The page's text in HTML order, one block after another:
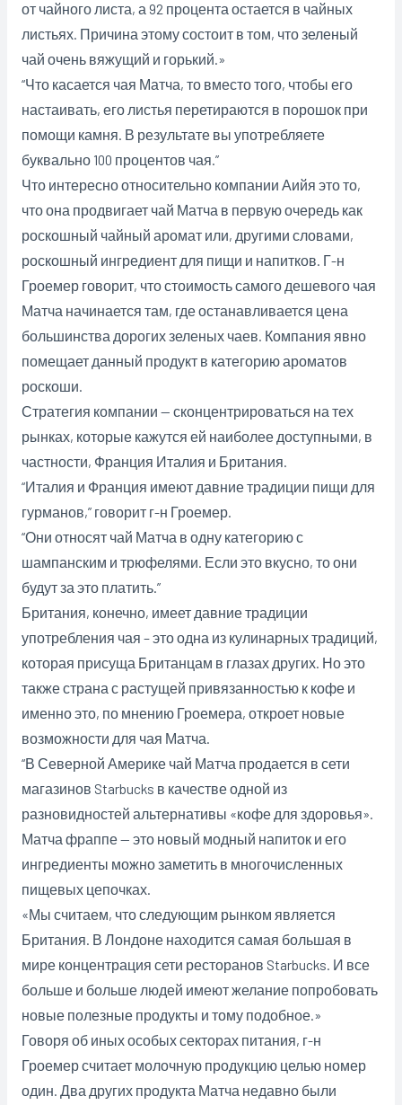
от чайного листа, а 92 процента остается в чайных
листьях. Причина этому состоит в том, что зеленый
чай очень вяжущий и горький.»
“Что касается чая Матча, то вместо того, чтобы его
настаивать, его листья перетираются в порошок при
помощи камня. В результате вы употребляете
буквально 100 процентов чая.”
Что интересно относительно компании Аийя это то,
что она продвигает чай Матча в первую очередь как
роскошный чайный аромат или, другими словами,
роскошный ингредиент для пищи и напитков. Г-н
Гроемер говорит, что стоимость самого дешевого чая
Матча начинается там, где останавливается цена
большинства дорогих зеленых чаев. Компания явно
помещает данный продукт в категорию ароматов
роскоши.
Стратегия компании — сконцентрироваться на тех
рынках, которые кажутся ей наиболее доступными, в
частности, Франция Италия и Британия.
“Италия и Франция имеют давние традиции пищи для
гурманов,” говорит г-н Гроемер.
“Они относят чай Матча в одну категорию с
шампанским и трюфелями. Если это вкусно, то они
будут за это платить.”
Британия, конечно, имеет давние традиции
употребления чая – это одна из кулинарных традиций,
которая присуща Британцам в глазах других. Но это
также страна с растущей привязанностью к кофе и
именно это, по мнению Гроемера, откроет новые
возможности для чая Матча.
“В Северной Америке чай Матча продается в сети
магазинов Starbucks в качестве одной из
разновидностей альтернативы «кофе для здоровья».
Матча фраппе — это новый модный напиток и его
ингредиенты можно заметить в многочисленных
пищевых цепочках.
«Мы считаем, что следующим рынком является
Британия. В Лондоне находится самая большая в
мире концентрация сети ресторанов Starbucks. И все
больше и больше людей имеют желание попробовать
новые полезные продукты и тому подобное.»
Говоря об иных особых секторах питания, г-н
Гроемер считает молочную продукцию целью номер
один. Два других продукта Матча недавно были